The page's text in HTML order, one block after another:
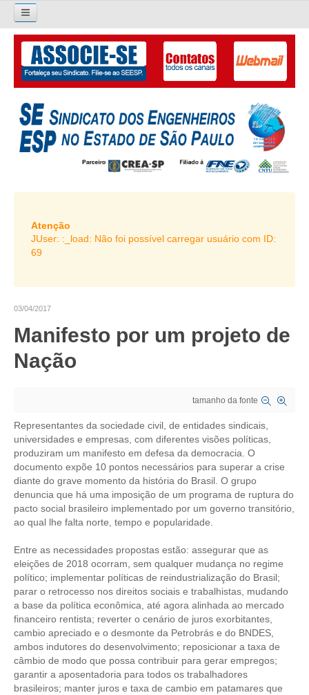
Pesquisar...
O SINDICATO
APRESENTAÇÃO
PALAVRA DO PRESIDENTE
DIRETORIA
LIVRO GESTÃO 2026-2029
SUBSEDES SINDICAIS
ORGANOGRAMA
CRESCE BRASIL
CONSELHO TECNOLÓGICO
CONSELHOS ASSESSORES
PERSONALIDADES DA TECNOLOGIA
NÚCLEO DA MULHER ENGENHEIRA
JURÍDICO
CONSULTORIA
ACORDOS, CONVENÇÕES E DISSÍDIOS
CONTRIBUIÇÕES
CONTRIBUIÇÃO ASSISTENCIAL
Atenção
JUser: :_load: Não foi possível carregar usuário com ID:
69
03/04/2017
Manifesto por um projeto de
Nação
tamanho da fonte
Representantes da sociedade civil, de entidades sindicais,
universidades e empresas, com diferentes visões políticas,
produziram um manifesto em defesa da democracia. O
documento expõe 10 pontos necessários para superar a crise
diante do grave momento da história do Brasil. O grupo
denuncia que há uma imposição de um programa de ruptura do
pacto social brasileiro implementado por um governo transitório,
ao qual lhe falta norte, tempo e popularidade.
Entre as necessidades propostas estão: assegurar que as
eleições de 2018 ocorram, sem qualquer mudança no regime
político; implementar políticas de reindustrialização do Brasil;
parar o retrocesso nos direitos sociais e trabalhistas, mudando
a base da política econômica, até agora alinhada ao mercado
financeiro rentista; reverter o cenário de juros exorbitantes,
cambio apreciado e o desmonte da Petrobrás e do BNDES,
ambos indutores do desenvolvimento; reposicionar a taxa de
câmbio de modo que possa contribuir para gerar empregos;
garantir a aposentadoria para todos os trabalhadores
brasileiros; manter juros e taxa de cambio em patamares que